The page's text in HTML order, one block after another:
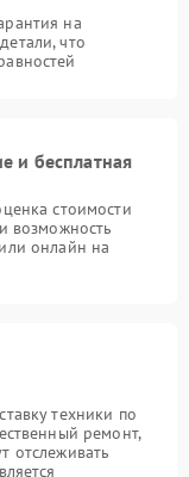
на
что
и бесплатная
стоимости
возможность
онлайн на
техники по
ремонт,
отслеживать